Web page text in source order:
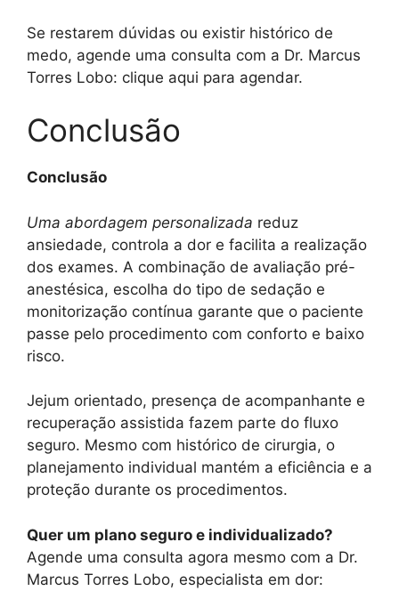
Se restarem dúvidas ou existir histórico de
medo, agende uma consulta com a Dr. Marcus
Torres Lobo: clique aqui para agendar.
Conclusão
Conclusão
Uma abordagem personalizada reduz
ansiedade, controla a dor e facilita a realização
dos exames. A combinação de avaliação pré-
anestésica, escolha do tipo de sedação e
monitorização contínua garante que o paciente
passe pelo procedimento com conforto e baixo
risco.
Jejum orientado, presença de acompanhante e
recuperação assistida fazem parte do fluxo
seguro. Mesmo com histórico de cirurgia, o
planejamento individual mantém a eficiência e a
proteção durante os procedimentos.
Quer um plano seguro e individualizado?
Agende uma consulta agora mesmo com a Dr.
Marcus Torres Lobo, especialista em dor: